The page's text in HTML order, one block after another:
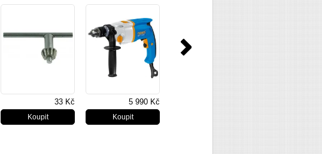
6mm
33 Kč
vrtačka
5 990 Kč